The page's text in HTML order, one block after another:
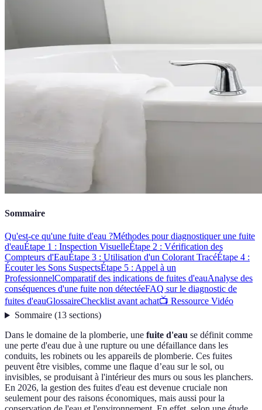
Sommaire
Qu'est-ce qu'une fuite d'eau ?Méthodes pour diagnostiquer une fuite
d'eauÉtape 1 : Inspection VisuelleÉtape 2 : Vérification des
Compteurs d'EauÉtape 3 : Utilisation d'un Colorant TracéÉtape 4 :
Écouter les Sons SuspectsÉtape 5 : Appel à un
ProfessionnelComparatif des indications de fuites d'eauAnalyse des
conséquences d'une fuite non détectéeFAQ sur le diagnostic de
fuites d'eauGlossaireChecklist avant achat📺 Ressource Vidéo
Sommaire(13 sections)
Dans le domaine de la plomberie, une fuite d'eau se définit comme
une perte d'eau due à une rupture ou une défaillance dans les
conduits, les robinets ou les appareils de plomberie. Ces fuites
peuvent être visibles, comme une flaque d’eau sur le sol, ou
invisibles, se produisant à l'intérieur des murs ou sous les planchers.
En 2026, la gestion des fuites d'eau est devenue cruciale non
seulement pour des raisons économiques, mais aussi pour la